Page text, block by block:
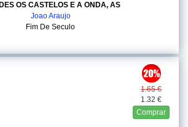
OS CASTELOS E A ONDA, AS
Joao Araujo
Fim De Seculo
1.65 €
1.32 €
Comprar